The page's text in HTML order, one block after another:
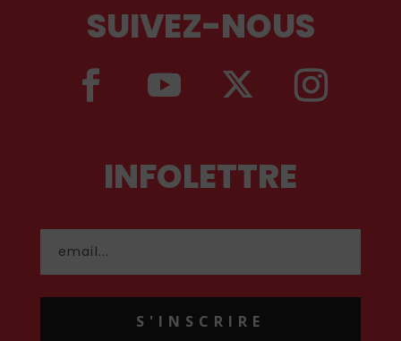
SUIVEZ-NOUS
INFOLETTRE
S'INSCRIRE